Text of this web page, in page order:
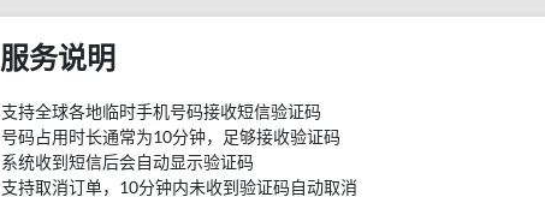
服务说明
支持全球各地临时手机号码接收短信验证码
号码占用时长通常为10分钟，足够接收验证码
系统收到短信后会自动显示验证码
支持取消订单，10分钟内未收到验证码自动取消